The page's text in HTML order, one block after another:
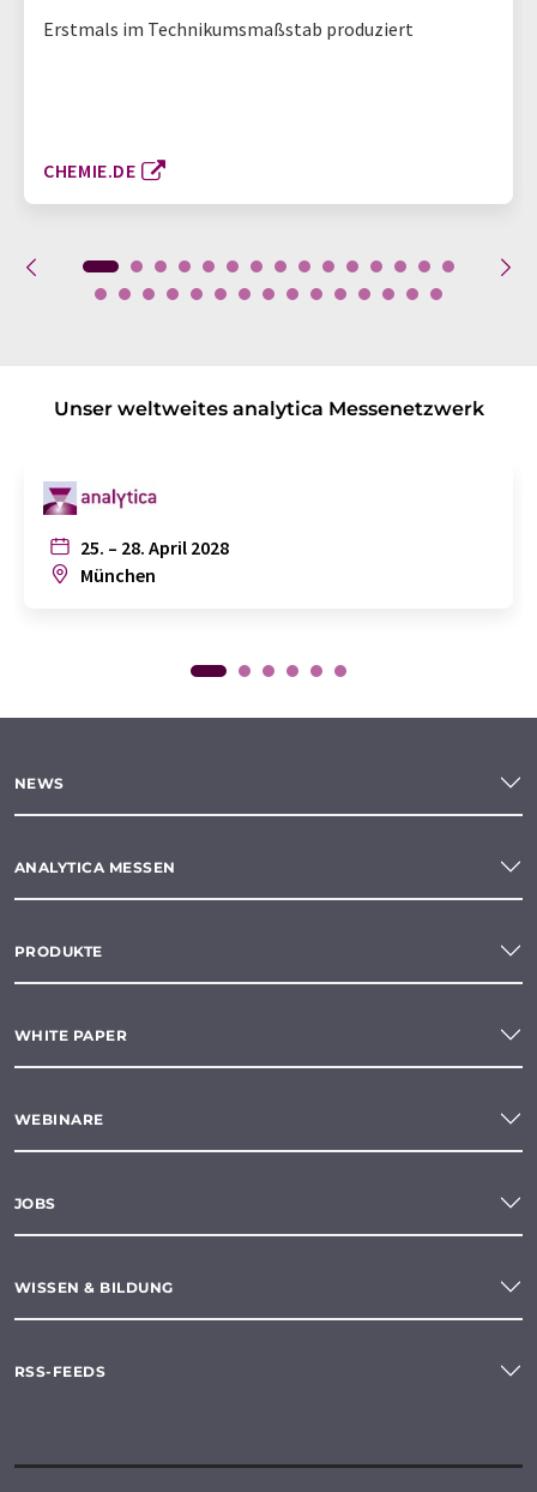
Erstmals im Technikumsmaßstab produziert
CHEMIE.DE
Unser weltweites analytica Messenetzwerk
25. – 28. April 2028
München
NEWS
ANALYTICA MESSEN
PRODUKTE
WHITE PAPER
WEBINARE
JOBS
WISSEN & BILDUNG
RSS-FEEDS